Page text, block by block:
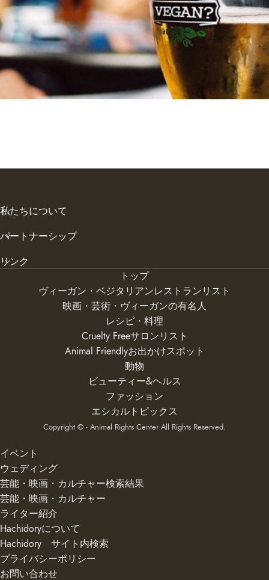
私たちについて
パートナーシップ
リンク
トップ
ヴィーガン・ベジタリアンレストランリスト
映画・芸術・ヴィーガンの有名人
レシピ・料理
Cruelty Freeサロンリスト
Animal Friendlyお出かけスポット
動物
ビューティー&ヘルス
ファッション
エシカルトピックス
Copyright © - Animal Rights Center All Rights Reserved.
イベント
ウェディング
芸能・映画・カルチャー検索結果
芸能・映画・カルチャー
ライター紹介
Hachidoryについて
Hachidory サイト内検索
プライバシーポリシー
お問い合わせ